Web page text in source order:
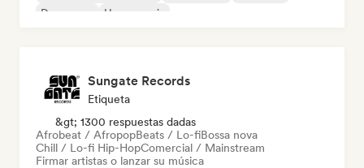
Dream pop
House music
Sungate Records
Etiqueta
&gt; 1300 respuestas dadas
Afrobeat / AfropopBeats / Lo-fiBossa nova
Chill / Lo-fi Hip-HopComercial / Mainstream
Firmar artistas o lanzar su música